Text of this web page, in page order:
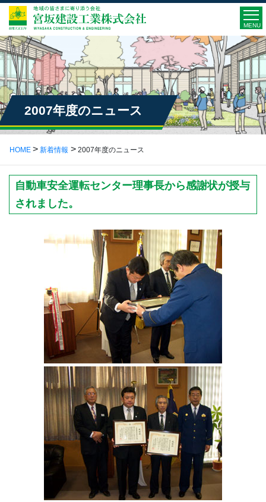
MENU
2007年度のニュース
HOME 新着情報 2007年度のニュース
自動車安全運転センター理事長から感謝状が授与
されました。